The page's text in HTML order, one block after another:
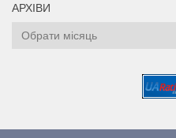
АРХІВИ
Архіви